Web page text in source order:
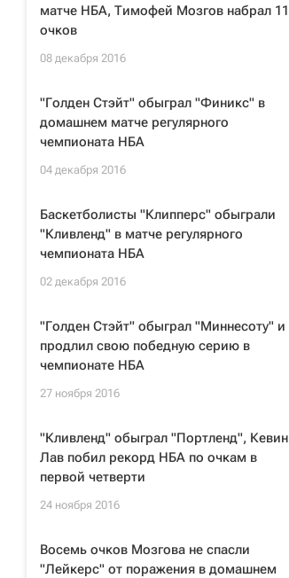
матче НБА, Тимофей Мозгов набрал 11
очков
08 декабря 2016
"Голден Стэйт" обыграл "Финикс" в
домашнем матче регулярного
чемпионата НБА
04 декабря 2016
Баскетболисты "Клипперс" обыграли
"Кливленд" в матче регулярного
чемпионата НБА
02 декабря 2016
"Голден Стэйт" обыграл "Миннесоту" и
продлил свою победную серию в
чемпионате НБА
27 ноября 2016
"Кливленд" обыграл "Портленд", Кевин
Лав побил рекорд НБА по очкам в
первой четверти
24 ноября 2016
Восемь очков Мозгова не спасли
"Лейкерс" от поражения в домашнем